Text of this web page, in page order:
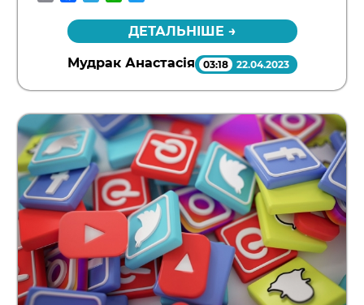
ДЕТАЛЬНІШЕ →
Мудрак Анастасія 03:18 22.04.2023